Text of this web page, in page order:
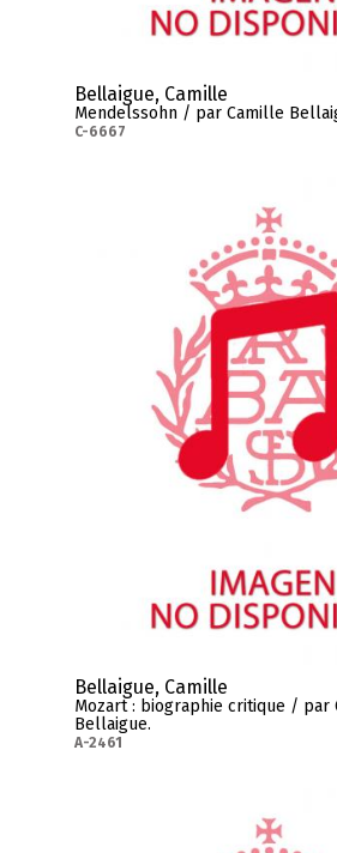
Bellaigue, Camille
Mendelssohn / par Camille
C-6667
Bellaigue, Camille
Mozart : biographie critique / par
Bellaigue.
A-2461